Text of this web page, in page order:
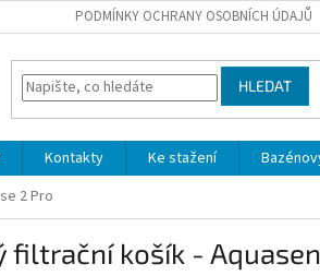
PODMÍNKY OCHRANY OSOBNÍCH ÚDAJŮ
HLEDAT
Kontakty Ke stažení
2 Pro
filtrační košík -